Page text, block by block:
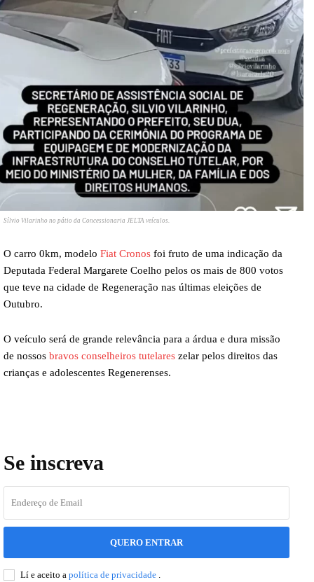
Sílvio Vilarinho no pátio da Concessionaria JELTA veículos.
O carro 0km, modelo Fiat Cronos foi fruto de uma indicação da
Deputada Federal Margarete Coelho pelos os mais de 800 votos
que teve na cidade de Regeneração nas últimas eleições de
Outubro.
O veículo será de grande relevância para a árdua e dura missão
de nossos bravos conselheiros tutelares zelar pelos direitos das
crianças e adolescentes Regenerenses.
Se inscreva
QUERO ENTRAR
Lí e aceito a política de privacidade